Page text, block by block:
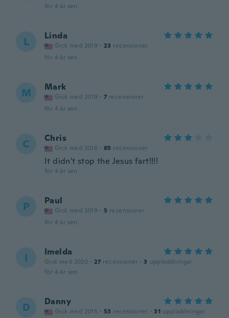
för 4 år sen
L Linda
Gick med 2019 · 23 recensioner
för 4 år sen
M Mark
Gick med 2019 · 7 recensioner
för 4 år sen
C Chris
Gick med 2016 · 85 recensioner
It didn't stop the Jesus fart!!!!
för 4 år sen
P Paul
Gick med 2019 · 5 recensioner
för 4 år sen
I Imelda
Gick med 2020 · 27 recensioner · 3 uppladdningar
för 4 år sen
D Danny
Gick med 2015 · 53 recensioner · 31 uppladdningar